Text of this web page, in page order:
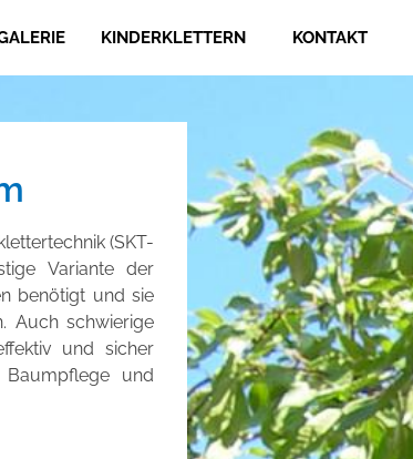
KINDERKLETTERN KONTAKT
(SKT-
Variante der
benötigt und sie
Auch schwierige
und sicher
Baumpflege und